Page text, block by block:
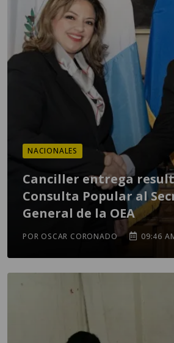
NACIONALES
Canciller entrega
Consulta Popular al
General de la OEA
POR OSCAR CORONADO 09:46